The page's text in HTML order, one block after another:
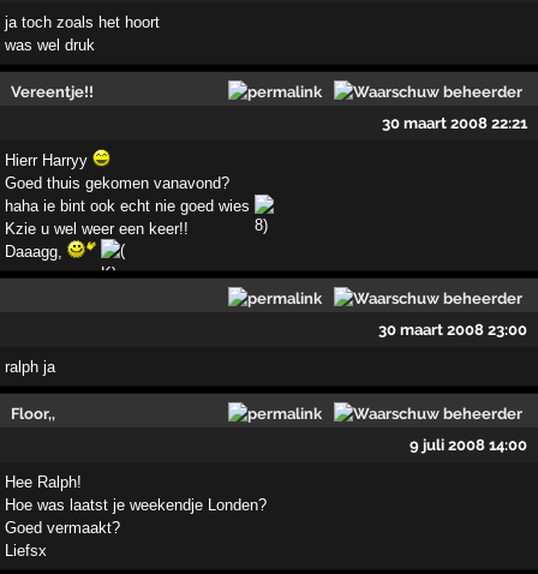
ja toch zoals het hoort
was wel druk
Vereentje!!
30 maart 2008 22:21
Hierr Harryy
Goed thuis gekomen vanavond?
haha ie bint ook echt nie goed wies
Kzie u wel weer een keer!!
Daaagg,
30 maart 2008 23:00
ralph ja
Floor,,
9 juli 2008 14:00
Hee Ralph!
Hoe was laatst je weekendje Londen?
Goed vermaakt?
Liefsx